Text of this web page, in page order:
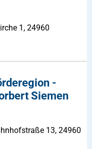
1, 24960
-
Siemen
13, 24960